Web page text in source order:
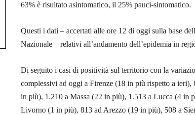
63% è risultato asintomatico, il 25% pauci-sintomatico.
Questi i dati – accertati alle ore 12 di oggi sulla base
Nazionale – relativi all’andamento dell’epidemia in
Di seguito i casi di positività sul territorio con la
complessivi ad oggi a Firenze (18 in più rispetto a ieri),
in più), 1.210 a Massa (22 in più), 1.513 a Lucca (4 in
Livorno (1 in più), 813 ad Arezzo (19 in più), 508 a